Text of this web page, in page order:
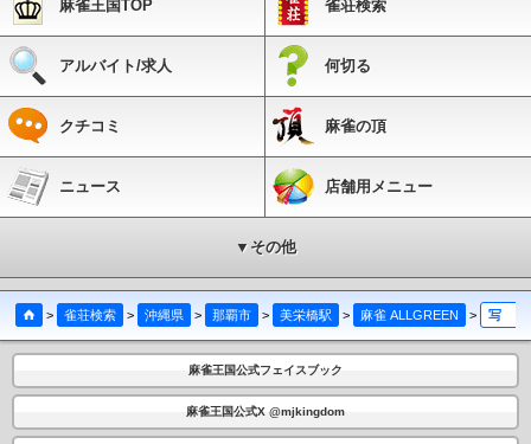
麻雀王国TOP 雀荘検索
アルバイト/求人 何切る
クチコミ 麻雀の頂
ニュース 店舗用メニュー
▼その他
> 雀荘検索 > 沖縄県 > 那覇市 > 美栄橋駅 > 麻雀 ALLGREEN > 写真／動画
麻雀王国公式フェイスブック
麻雀王国公式X @mjkingdom